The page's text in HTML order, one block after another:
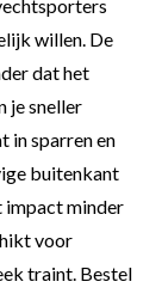
willen. De
dat het
je sneller
in sparren en
buitenkant
impact minder
voor
traint. Bestel